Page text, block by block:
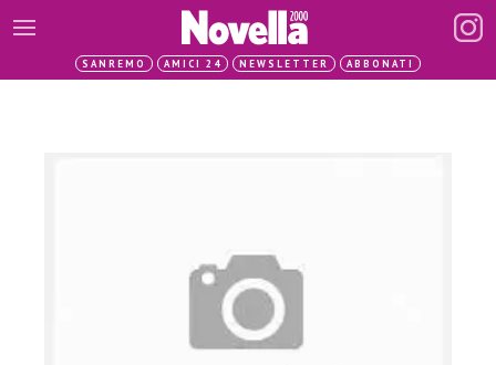
SANREMO AMICI 24 NEWSLETTER ABBONATI